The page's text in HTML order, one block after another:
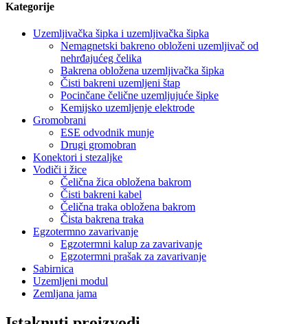
Kategorije
Uzemljivačka šipka i uzemljivačka šipka
Nemagnetski bakreno obloženi uzemljivač od
nehrđajućeg čelika
Bakrena obložena uzemljivačka šipka
Čisti bakreni uzemljeni štap
Pocinčane čelične uzemljujuće šipke
Kemijsko uzemljenje elektrode
Gromobrani
ESE odvodnik munje
Drugi gromobran
Konektori i stezaljke
Vodiči i žice
Čelična žica obložena bakrom
Čisti bakreni kabel
Čelična traka obložena bakrom
Čista bakrena traka
Egzotermno zavarivanje
Egzotermni kalup za zavarivanje
Egzotermni prašak za zavarivanje
Sabirnica
Uzemljeni modul
Zemljana jama